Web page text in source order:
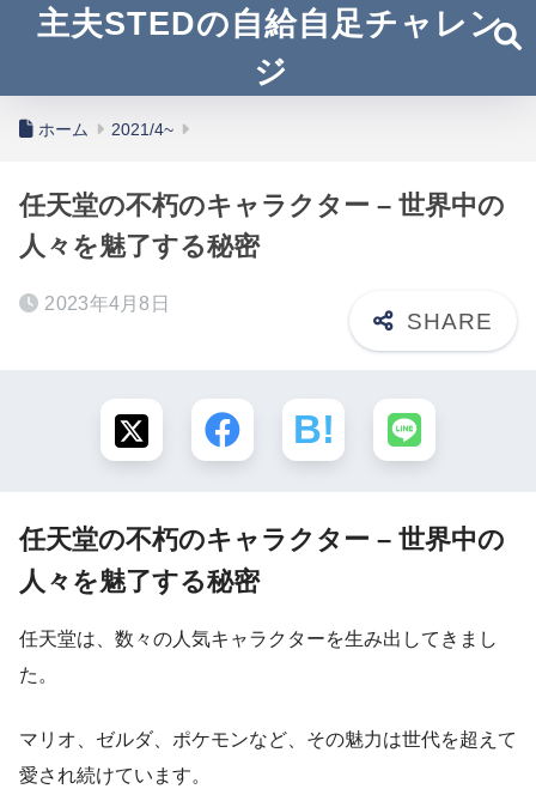
主夫STEDの自給自足チャレン
ジ
ホーム 2021/4~
任天堂の不朽のキャラクター – 世界中の
人々を魅了する秘密
2023年4月8日
任天堂の不朽のキャラクター – 世界中の
人々を魅了する秘密
任天堂は、数々の人気キャラクターを生み出してきまし
た。
マリオ、ゼルダ、ポケモンなど、その魅力は世代を超えて
愛され続けています。